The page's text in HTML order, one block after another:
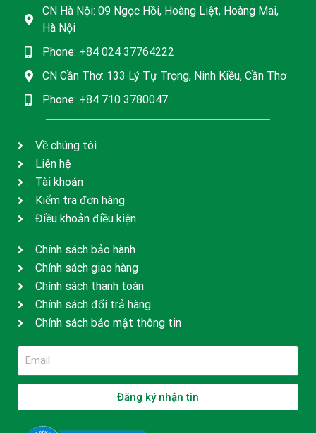
CN Hà Nội: 09 Ngọc Hồi, Hoàng Liệt, Hoàng Mai,
Hà Nội
Phone: +84 024 37764222
CN Cần Thơ: 133 Lý Tự Trọng, Ninh Kiều, Cần Thơ
Phone: +84 710 3780047
Về chúng tôi
Liên hệ
Tài khoản
Kiểm tra đơn hàng
Điều khoản điều kiện
Chính sách bảo hành
Chính sách giao hàng
Chính sách thanh toán
Chính sách đổi trả hàng
Chính sách bảo mật thông tin
Đăng ký nhận tin